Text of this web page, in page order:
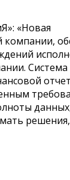
«Новая
Система
решения,